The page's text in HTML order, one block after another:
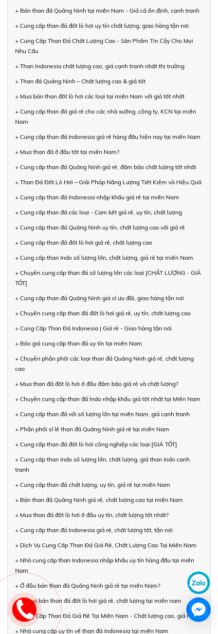
+ Bán than đá Quảng Ninh tại miền Nam - Giá cả ổn định, cạnh tranh
+ Cung cấp than đá đốt lò hơi uy tín chất lượng, giao hàng tận nơi
+ Cung Cấp Than Đá Chất Lượng Cao - Sản Phẩm Tin Cậy Cho Mọi
Nhu Cầu
+ Than Indonesia chất lượng cao, giá cạnh tranh nhất thị trường
+ Than đá Quảng Ninh – Chất lượng cao & giá tốt
+ Mua bán than đốt lò hơi các loại tại miền Nam với giá tốt nhất
+ Cung cấp than đá giá rẻ cho các nhà xưởng, công ty, KCN tại miền
Nam
+ Cung cấp than đá Indonesia giá rẻ hàng đầu hiện nay tại miền Nam
+ Mua than đá ở đâu tốt tại miền Nam?
+ Cung cấp than đá Quảng Ninh giá rẻ, đảm bảo chất lượng tốt nhất
+ Than Đá Đốt Lò Hơi – Giải Pháp Năng Lượng Tiết Kiệm và Hiệu Quả
+ Cung cấp than đá Indonesia nhập khẩu giá rẻ tại miền Nam
+ Cung cấp than đá các loại - Cam kết giá rẻ, uy tín, chất lượng
+ Cung cấp than đá Quảng Ninh uy tín, chất lượng cao với giá rẻ
+ Cung cấp than đá đốt lò hơi giá rẻ, chất lượng cao
+ Cung cấp than Indo số lượng lớn, chất lượng, giá rẻ tại miền Nam
+ Chuyên cung cấp than đá số lượng lớn các loại [CHẤT LƯỢNG - GIÁ
TỐT]
+ Cung cấp than đá Quảng Ninh giá sỉ ưu đãi, giao hàng tận nơi
+ Chuyên cung cấp than đá đốt lò hơi giá rẻ, uy tín, chất lượng cao
+ Cung Cấp Than Đá Indonesia | Giá rẻ - Giao hàng tận nơi
+ Báo giá cung cấp than đá uy tín tại miền Nam
+ Chuyên phân phối các loại than đá Quảng Ninh giá rẻ, chất lượng
cao
+ Mua than đá đốt lò hơi ở đâu đảm bảo giá rẻ và chất lượng?
+ Chuyên cung cấp than đá Indo nhập khẩu giá tốt nhất tại Miền Nam
+ Cung cấp than đá với số lượng lớn tại miền Nam, giá cạnh tranh
+ Phân phối sỉ lẻ than đá Quảng Ninh giá rẻ tại miền Nam
+ Cung cấp than đá đốt lò hơi công nghiệp các loại [GIÁ TỐT]
+ Cung cấp than Indo số lượng lớn, chất lượng, giá than Indo cạnh
tranh
+ Cung cấp than đá chất lượng, uy tín, giá rẻ tại miền Nam
+ Bán than đá Quảng Ninh giá rẻ, chất lượng cao tại miền Nam
+ Mua than đá đốt lò hơi ở đâu uy tín, chất lượng tốt nhất?
+ Cung cấp than đá Indonesia giá rẻ, chất lượng tốt, tận nơi
+ Dịch Vụ Cung Cấp Than Đá Giá Rẻ, Chất Lượng Cao Tại Miền Nam
+ Nhà cung cấp than Indonesia nhập khẩu uy tín hàng đầu tại miền
Nam
+ Ở đâu bán than đá Quảng Ninh giá rẻ tại miền Nam?
+ Đơn vị bán than đá đốt lò hơi giá rẻ, chất lượng tại miền nam
+ Cung Cấp Than Đá Giá Rẻ Tại Miền Nam - Chất lượng cao, giá rẻ
+ Nhà cung cấp uy tín về than đá Indonesia tại miền Nam